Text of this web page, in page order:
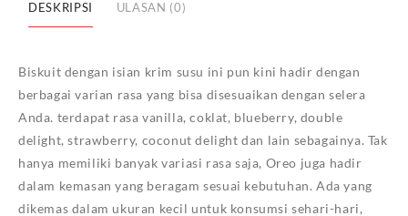
DESKRIPSI ULASAN (0)
Biskuit dengan isian krim susu ini pun kini hadir dengan
berbagai varian rasa yang bisa disesuaikan dengan selera
Anda. terdapat rasa vanilla, coklat, blueberry, double
delight, strawberry, coconut delight dan lain sebagainya. Tak
hanya memiliki banyak variasi rasa saja, Oreo juga hadir
dalam kemasan yang beragam sesuai kebutuhan. Ada yang
dikemas dalam ukuran kecil untuk konsumsi sehari-hari,